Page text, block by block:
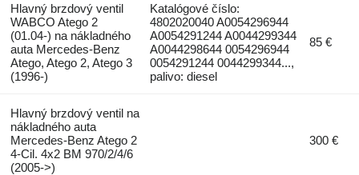
Hlavný brzdový ventil
WABCO Atego 2
(01.04-) na nákladného
auta Mercedes-Benz
Atego, Atego 2, Atego 3
(1996-)
Katalógové číslo:
4802020040 A0054296944
A0054291244 A0044299344
A0044298644 0054296944
0054291244 0044299344...,
palivo: diesel
85 €
Hlavný brzdový ventil na
nákladného auta
Mercedes-Benz Atego 2
4-Cil. 4x2 BM 970/2/4/6
(2005->)
300 €